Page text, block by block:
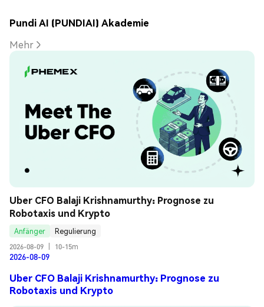
Pundi AI (PUNDIAI) Akademie
Mehr
Uber CFO Balaji Krishnamurthy: Prognose zu
Robotaxis und Krypto
Anfänger
Regulierung
2026-08-09
10-15m
2026-08-09
Uber CFO Balaji Krishnamurthy: Prognose zu
Robotaxis und Krypto